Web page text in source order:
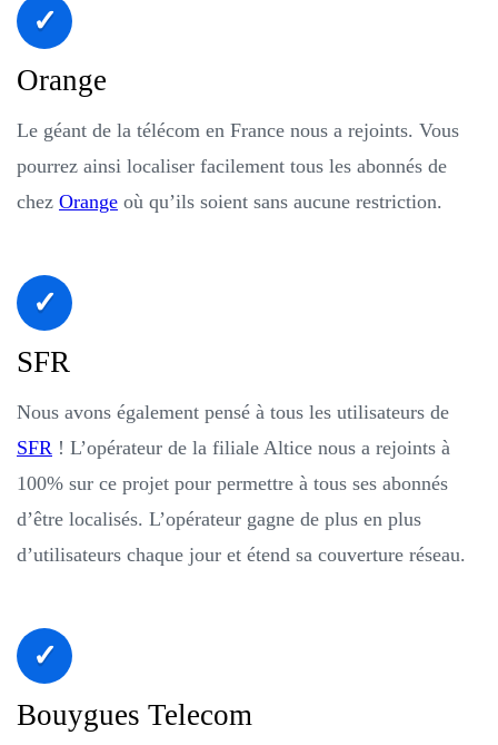
Orange
Le géant de la télécom en France nous a rejoints. Vous
pourrez ainsi localiser facilement tous les abonnés de
chez Orange où qu’ils soient sans aucune restriction.
SFR
Nous avons également pensé à tous les utilisateurs de
SFR ! L’opérateur de la filiale Altice nous a rejoints à
100% sur ce projet pour permettre à tous ses abonnés
d’être localisés. L’opérateur gagne de plus en plus
d’utilisateurs chaque jour et étend sa couverture réseau.
Bouygues Telecom